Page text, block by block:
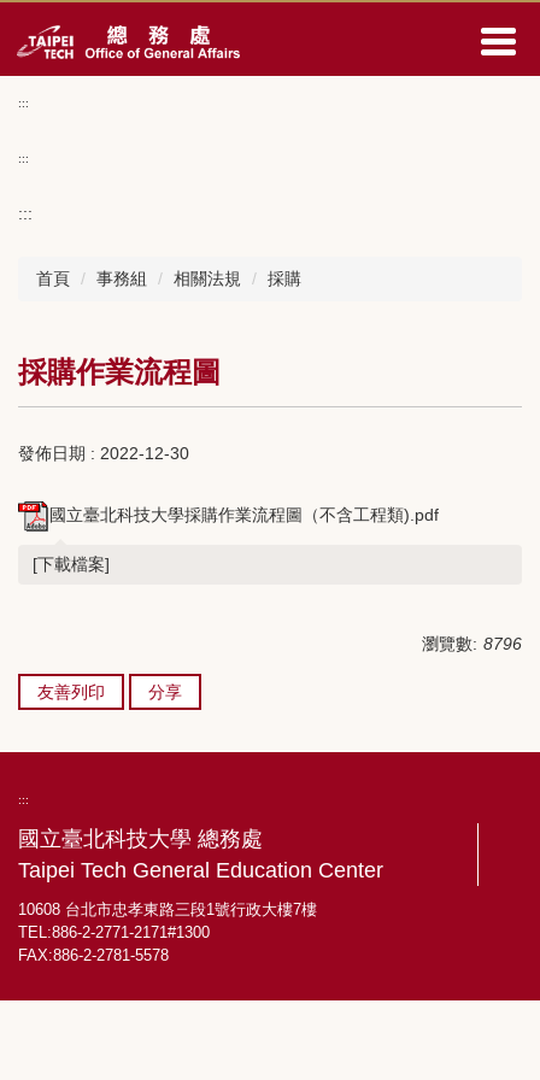
到
區
:::
:::
:::
首頁 事務組 相關法規 採購
採購作業流程圖
發佈日期 : 2022-12-30
國立臺北科技大學採購作業流程圖（不含工程類).pdf
[下載檔案]
瀏覽數: 8796
友善列印 分享
:::
國立臺北科技大學 總務處
Taipei Tech General Education Center
10608 台北市忠孝東路三段1號行政大樓7樓
TEL:886-2-2771-2171#1300
FAX:886-2-2781-5578